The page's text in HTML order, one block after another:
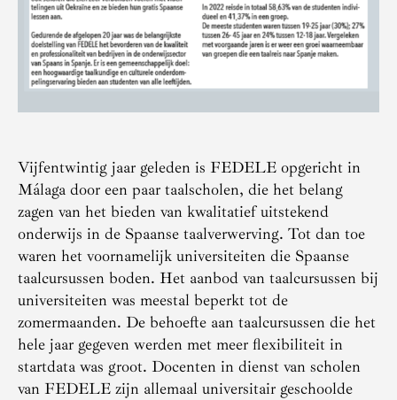
Vijfentwintig jaar geleden is FEDELE opgericht in
Málaga door een paar taalscholen, die het belang
zagen van het bieden van kwalitatief uitstekend
onderwijs in de Spaanse taalverwerving. Tot dan toe
waren het voornamelijk universiteiten die Spaanse
taalcursussen boden. Het aanbod van taalcursussen bij
universiteiten was meestal beperkt tot de
zomermaanden. De behoefte aan taalcursussen die het
hele jaar gegeven werden met meer flexibiliteit in
startdata was groot. Docenten in dienst van scholen
van FEDELE zijn allemaal universitair geschoolde